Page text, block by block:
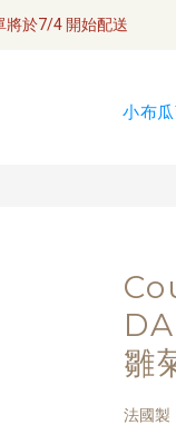
將於7/4 開始配送
/ 首購滿千折100
小布瓜
雛
法國製